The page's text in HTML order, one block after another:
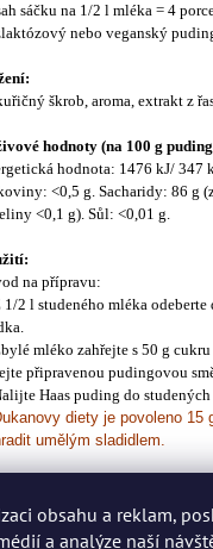
obsahu a reklam,
a analýze naší
sáčku na 1/2 l mléka = 4
nebo veganský
škrob, aroma, extrakt z
hodnoty (na 100 g
hodnota: 1476 kJ/ 347
<0,5 g. Sacharidy: 86 g
<0,1 g). Sůl: <0,01 g.
na přípravu:
1/2 l studeného mléka
mléko zahřejte s 50 g
připravenou pudingovou
Haas puding do
diety je povoleno 15
umělým sladidlem.
v suchu.